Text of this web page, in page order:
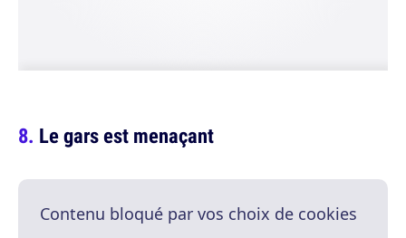
Le gars est menaçant
Contenu bloqué par vos choix de cookies